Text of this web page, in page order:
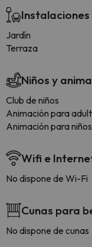
Instalaciones
Jardín
Terraza
Niños y
Club de niños
Animación para
Animación para niños
Wifi e
No dispone de Wi-Fi
Cunas para
No dispone de cunas